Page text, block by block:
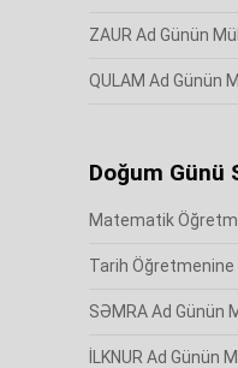
ZAUR Ad Günün
QULAM Ad Günün
Doğum Günü
Matematik
Tarih Öğretmenine
SƏMRA Ad Günün
İLKNUR Ad Günün